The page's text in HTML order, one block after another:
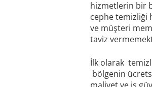
hizmetlerin bir
cephe temizliği
ve müşteri
taviz
İlk olarak
bölgenin